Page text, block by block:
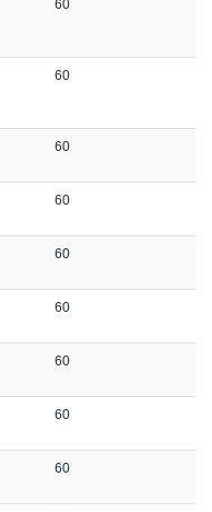
60
60
60
60
60
60
60
60
60